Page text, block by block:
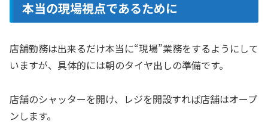
本当の現場視点であるために
店舗勤務は出来るだけ本当に“現場”業務をするようにして
いますが、具体的には朝のタイヤ出しの準備です。
店舗のシャッターを開け、レジを開設すれば店舗はオープ
ンします。